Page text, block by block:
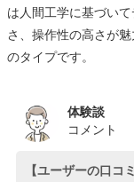
は人間工学に基づい
さ、操作性の高さが
のタイプです。
体験談
コメント
【ユーザーの口コミ